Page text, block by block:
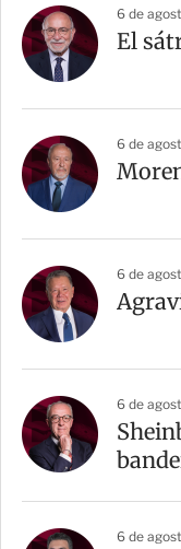
6 de
El
6 de
6 de
6 de
6 de